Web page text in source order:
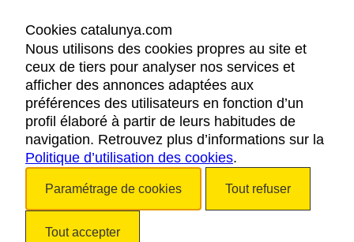
MENTIONS LÉGALES
RÈGLES DE CONFIDENTIALITÉ
COOKIES
ACCESSIBILITÉ
Cookies catalunya.com
Nous utilisons des cookies propres au site et
ceux de tiers pour analyser nos services et
afficher des annonces adaptées aux
préférences des utilisateurs en fonction d’un
profil élaboré à partir de leurs habitudes de
navigation. Retrouvez plus d’informations sur la
Politique d’utilisation des cookies.
Paramétrage de cookies Tout refuser
Tout accepter